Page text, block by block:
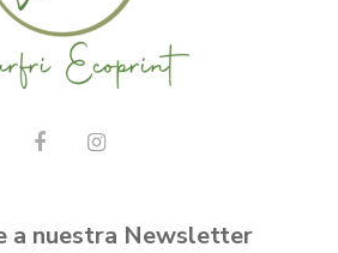
a nuestra Newsletter